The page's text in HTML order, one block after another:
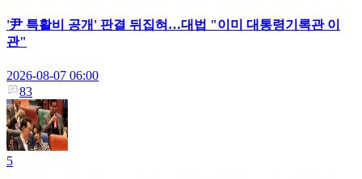
'尹 특활비 공개' 판결 뒤집혀…대법 "이미 대통령기록관 이
관"
2026-08-07 06:00
83
5